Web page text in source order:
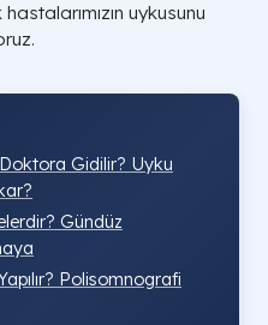
uykusunu
Gidilir? Uyku
Gündüz
Polisomnografi